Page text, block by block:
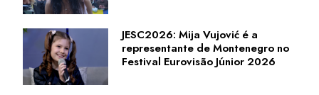
JESC2026: Mija Vujović é a
representante de Montenegro no
Festival Eurovisão Júnior 2026